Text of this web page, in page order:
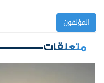
المؤلفون
متعلقات